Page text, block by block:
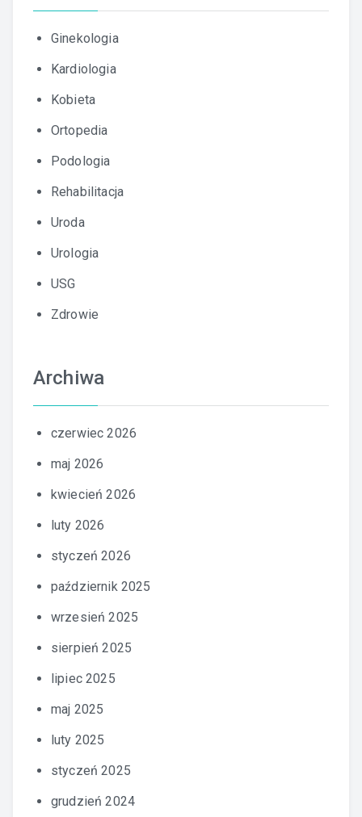
Ginekologia
Kardiologia
Kobieta
Ortopedia
Podologia
Rehabilitacja
Uroda
Urologia
USG
Zdrowie
Archiwa
czerwiec 2026
maj 2026
kwiecień 2026
luty 2026
styczeń 2026
październik 2025
wrzesień 2025
sierpień 2025
lipiec 2025
maj 2025
luty 2025
styczeń 2025
grudzień 2024